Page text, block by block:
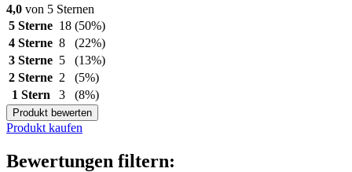
4,0 von 5 Sternen
5 Sterne 18 (50%)
4 Sterne 8
(22%)
3 Sterne 5
(13%)
2 Sterne 2
(5%)
1 Stern
3 (8%)
Produkt bewerten
Produkt kaufen
Bewertungen filtern: